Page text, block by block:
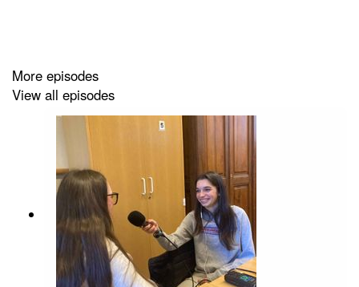
grands succès du jeu vidéo.
More episodes
View all episodes